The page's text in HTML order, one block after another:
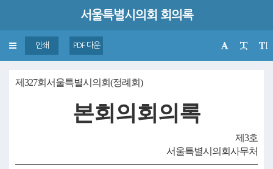
서울특별시의회 회의록
Toggle
navigation
인쇄 PDF 다운
제327회서울특별시의회(정례회)
본회의회의록
제3호
서울특별시의회사무처